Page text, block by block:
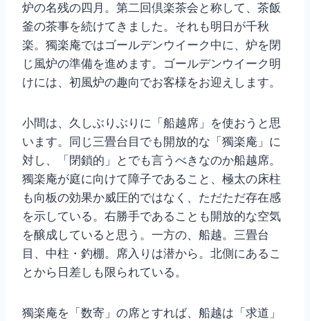
炉の名残の四月。第二回倶楽茶会と称して、茶飯
釜の茶事を続けてきました。それも明日が千秋
楽。獨楽庵ではゴールデンウイーク中に、炉を閉
じ風炉の準備を進めます。ゴールデンウイーク明
けには、初風炉の趣向でお客様をお迎えします。
小間は、久しぶりぶりに「船越席」を使おうと思
います。同じ三畳台目でも開放的な「獨楽庵」に
対し、「閉鎖的」とでも言うべきなのか船越席。
獨楽庵が庭に向けて障子であること、極太の床柱
も向板の効果か威圧的ではなく、ただただ存在感
を示している。右勝手であることも開放的な空気
を醸成していると思う。一方の、船越。三畳台
目、中柱・釣棚。席入りは潜から。北側にあるこ
とから日差しも限られている。
獨楽庵を「数寄」の席とすれば、船越は「求道」